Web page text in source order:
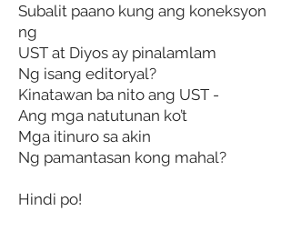
Subalit paano kung ang koneksyon
ng
UST at Diyos ay pinalamlam
Ng isang editoryal?
Kinatawan ba nito ang UST -
Ang mga natutunan ko’t
Mga itinuro sa akin
Ng pamantasan kong mahal?
Hindi po!